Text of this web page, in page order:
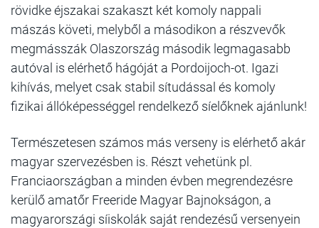
rövidke éjszakai szakaszt két komoly nappali
mászás követi, melyből a másodikon a részvevők
megmásszák Olaszország második legmagasabb
autóval is elérhető hágóját a Pordoijoch-ot. Igazi
kihívás, melyet csak stabil sítudással és komoly
fizikai állóképességgel rendelkező síelőknek ajánlunk!
Természetesen számos más verseny is elérhető akár
magyar szervezésben is. Részt vehetünk pl.
Franciaországban a minden évben megrendezésre
kerülő amatőr Freeride Magyar Bajnokságon, a
magyarországi síiskolák saját rendezésű versenyein